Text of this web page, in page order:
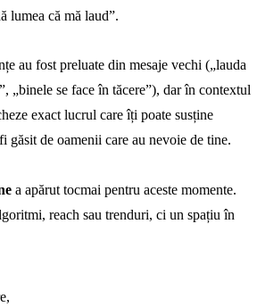
lumea că mă laud”.
au fost preluate din mesaje vechi („lauda
„binele se face în tăcere”), dar în contextul
exact lucrul care îți poate susține
găsit de oamenii care au nevoie de tine.
a apărut tocmai pentru aceste momente.
reach sau trenduri, ci un spațiu în